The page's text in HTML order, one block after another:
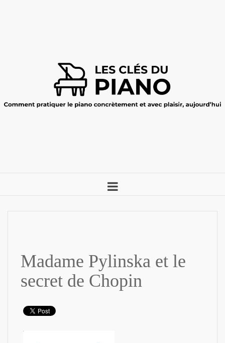
Madame Pylinska et le
secret de Chopin